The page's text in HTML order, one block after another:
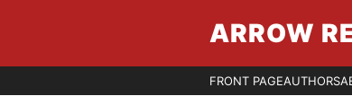
ARROW
FRONT PAGEAUTHORS